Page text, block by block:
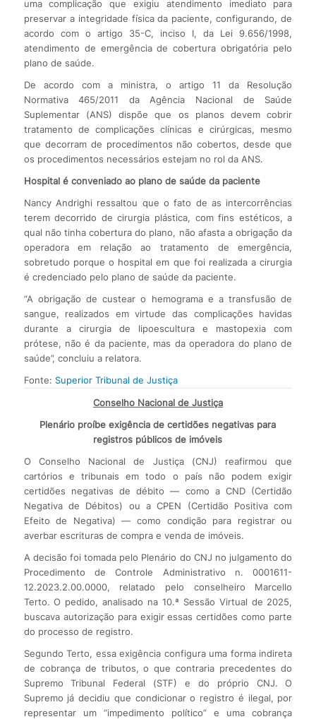
uma complicação que exigiu atendimento imediato para
preservar a integridade física da paciente, configurando, de
acordo com o artigo 35-C, inciso I, da Lei 9.656/1998,
atendimento de emergência de cobertura obrigatória pelo
plano de saúde.
De acordo com a ministra, o artigo 11 da Resolução
Normativa 465/2011 da Agência Nacional de Saúde
Suplementar (ANS) dispõe que os planos devem cobrir
tratamento de complicações clínicas e cirúrgicas, mesmo
que decorram de procedimentos não cobertos, desde que
os procedimentos necessários estejam no rol da ANS.
Hospital é conveniado ao plano de saúde da paciente
Nancy Andrighi ressaltou que o fato de as intercorrências
terem decorrido de cirurgia plástica, com fins estéticos, a
qual não tinha cobertura do plano, não afasta a obrigação da
operadora em relação ao tratamento de emergência,
sobretudo porque o hospital em que foi realizada a cirurgia
é credenciado pelo plano de saúde da paciente.
“A obrigação de custear o hemograma e a transfusão de
sangue, realizados em virtude das complicações havidas
durante a cirurgia de lipoescultura e mastopexia com
prótese, não é da paciente, mas da operadora do plano de
saúde”, concluiu a relatora.
Fonte: Superior Tribunal de Justiça
Conselho Nacional de Justiça
Plenário proíbe exigência de certidões negativas para
registros públicos de imóveis
O Conselho Nacional de Justiça (CNJ) reafirmou que
cartórios e tribunais em todo o país não podem exigir
certidões negativas de débito — como a CND (Certidão
Negativa de Débitos) ou a CPEN (Certidão Positiva com
Efeito de Negativa) — como condição para registrar ou
averbar escrituras de compra e venda de imóveis.
A decisão foi tomada pelo Plenário do CNJ no julgamento do
Procedimento de Controle Administrativo n. 0001611-
12.2023.2.00.0000, relatado pelo conselheiro Marcello
Terto. O pedido, analisado na 10.ª Sessão Virtual de 2025,
buscava autorização para exigir essas certidões como parte
do processo de registro.
Segundo Terto, essa exigência configura uma forma indireta
de cobrança de tributos, o que contraria precedentes do
Supremo Tribunal Federal (STF) e do próprio CNJ. O
Supremo já decidiu que condicionar o registro é ilegal, por
representar um “impedimento político” e uma cobrança